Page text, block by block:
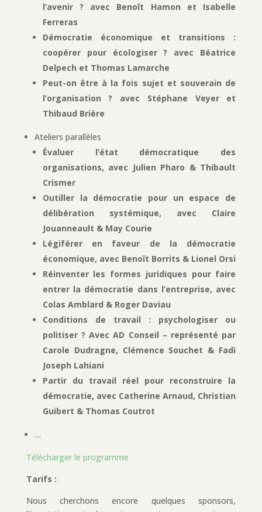
l’avenir ? avec Benoît Hamon et Isabelle
Ferreras
Démocratie économique et transitions :
coopérer pour écologiser ? avec Béatrice
Delpech et Thomas Lamarche
Peut-on être à la fois sujet et souverain de
l’organisation ? avec Stéphane Veyer et
Thibaud Brière
Ateliers parallèles
Évaluer l’état démocratique des
organisations, avec Julien Pharo & Thibault
Crismer
Outiller la démocratie pour un espace de
délibération systémique, avec Claire
Jouanneault & May Courie
Légiférer en faveur de la démocratie
économique, avec Benoît Borrits & Lionel Orsi
Réinventer les formes juridiques pour faire
entrer la démocratie dans l’entreprise, avec
Colas Amblard & Roger Daviau
Conditions de travail : psychologiser ou
politiser ? Avec AD Conseil – représenté par
Carole Dudragne, Clémence Souchet & Fadi
Joseph Lahiani
Partir du travail réel pour reconstruire la
démocratie, avec Catherine Arnaud, Christian
Guibert & Thomas Coutrot
…
Télécharger le programme
Tarifs :
Nous cherchons encore quelques sponsors,